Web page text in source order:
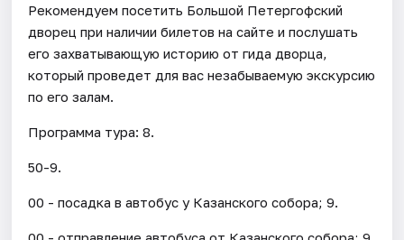
Рекомендуем посетить Большой Петергофский
дворец при наличии билетов на сайте и послушать
его захватывающую историю от гида дворца,
который проведет для вас незабываемую экскурсию
по его залам.
Программа тура: 8.
50-9.
00 - посадка в автобус у Казанского собора; 9.